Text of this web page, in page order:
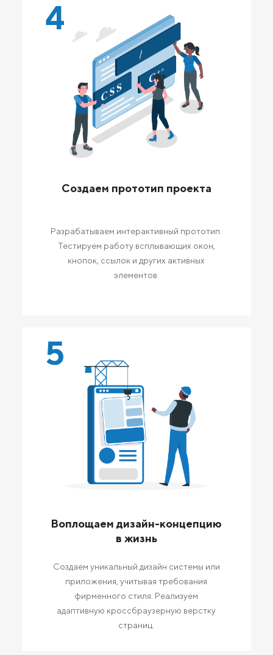
4
Создаем прототип проекта
Разрабатываем интерактивный прототип.
Тестируем работу всплывающих окон,
кнопок, ссылок и других активных
элементов.
5
Воплощаем дизайн-концепцию
в жизнь
Создаем уникальный дизайн системы или
приложения, учитывая требования
фирменного стиля. Реализуем
адаптивную кроссбраузерную верстку
страниц.